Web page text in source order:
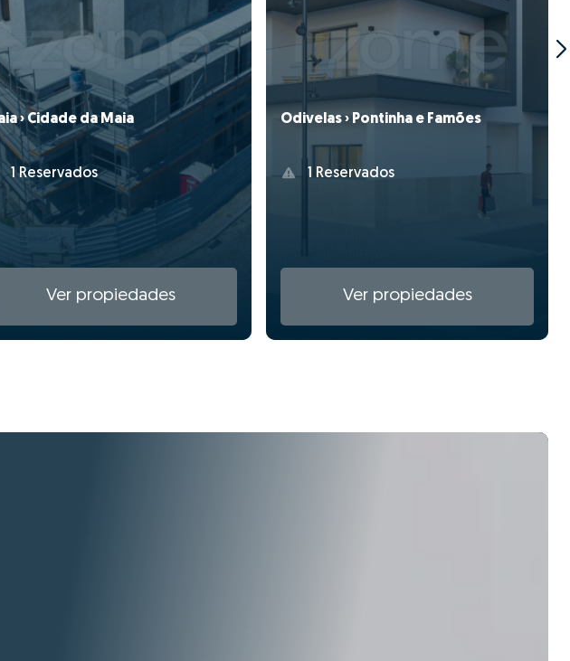
› Cidade da Maia
1 Reservados
Ver propiedades
Odivelas › Pontinha e Famões
1 Reservados
Ver propiedades